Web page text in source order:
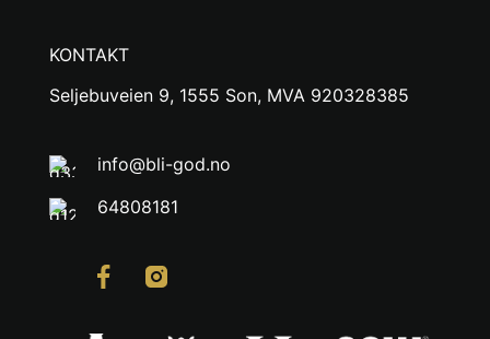
KONTAKT
Seljebuveien 9, 1555 Son, MVA 920328385
info@bli-god.no
64808181